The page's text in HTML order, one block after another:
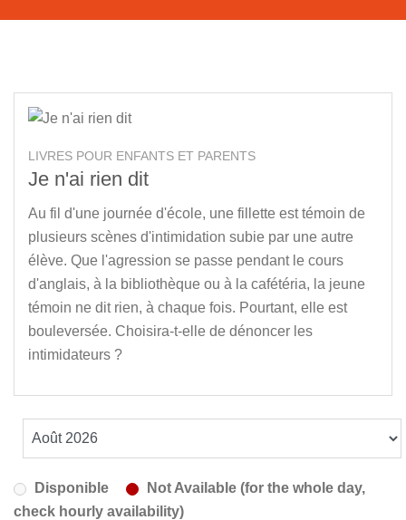
LIVRES POUR ENFANTS ET PARENTS
Je n'ai rien dit
Au fil d'une journée d'école, une fillette est témoin de
plusieurs scènes d'intimidation subie par une autre
élève. Que l'agression se passe pendant le cours
d'anglais, à la bibliothèque ou à la cafétéria, la jeune
témoin ne dit rien, à chaque fois. Pourtant, elle est
bouleversée. Choisira-t-elle de dénoncer les
intimidateurs ?
Disponible
Not Available (for the whole day,
check hourly availability)